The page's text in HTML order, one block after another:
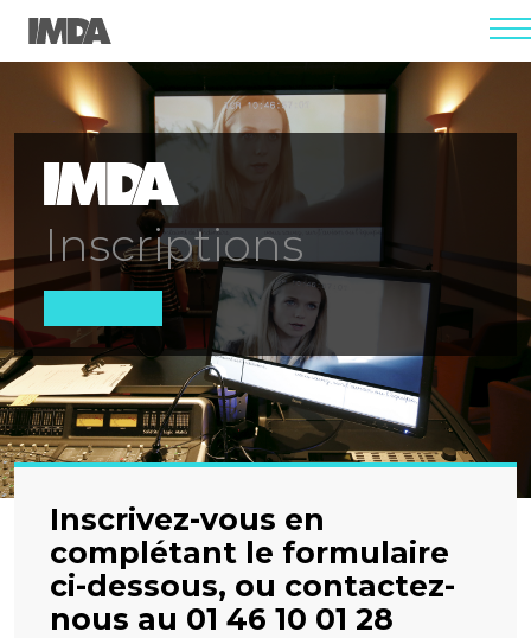
Inscriptions
Inscrivez-vous en
complétant le formulaire
ci-dessous, ou contactez-
nous au 01 46 10 01 28